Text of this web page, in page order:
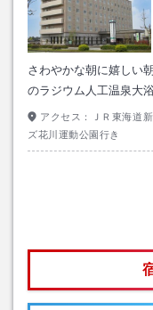
さわやかな朝に嬉しい
のラジウム人工温泉大
アクセス：
ＪＲ東海道
ズ花川運動公園行き